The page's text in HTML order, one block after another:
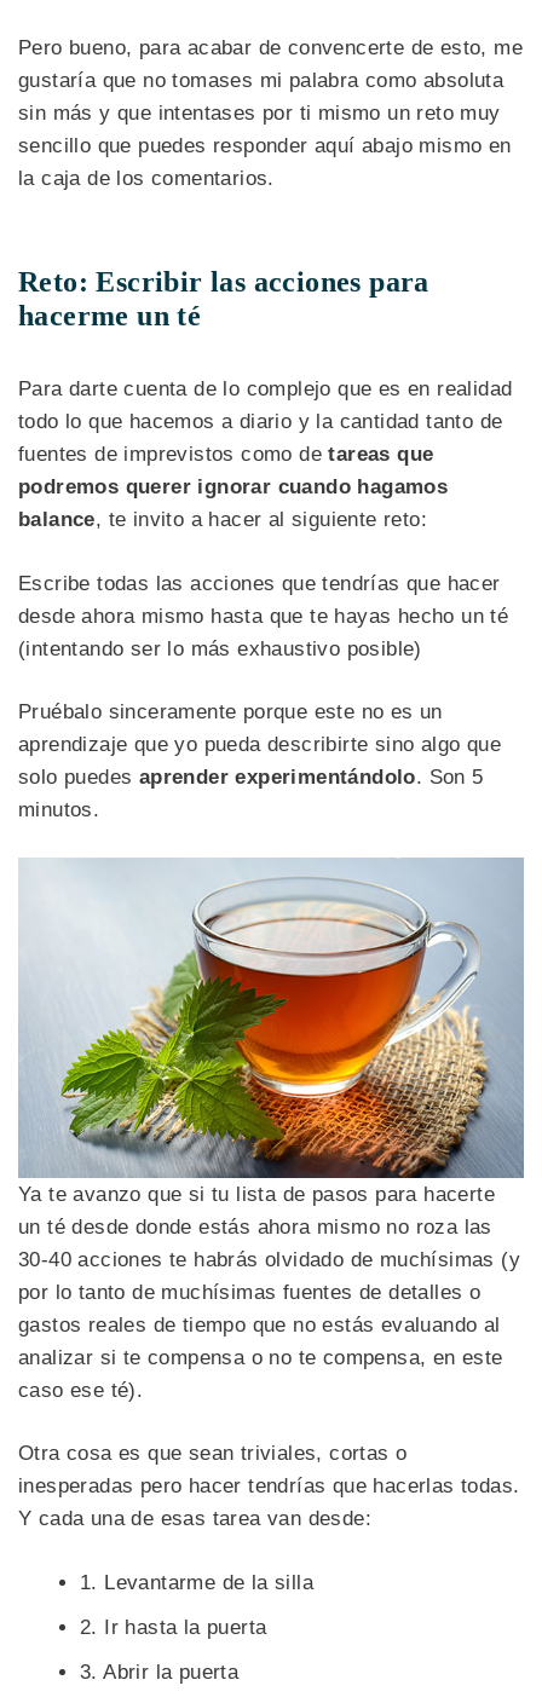
Pero bueno, para acabar de convencerte de esto, me
gustaría que no tomases mi palabra como absoluta
sin más y que intentases por ti mismo un reto muy
sencillo que puedes responder aquí abajo mismo en
la caja de los comentarios.
Reto: Escribir las acciones para
hacerme un té
Para darte cuenta de lo complejo que es en realidad
todo lo que hacemos a diario y la cantidad tanto de
fuentes de imprevistos como detareas que
podremos querer ignorar cuando hagamos
balance, te invito a hacer al siguiente reto:
Escribe todas las acciones que tendrías que hacer
desde ahora mismo hasta que te hayas hecho un té
(intentando ser lo más exhaustivo posible)
Pruébalo sinceramente porque este no es un
aprendizaje que yo pueda describirte sino algo que
solo puedes aprender experimentándolo. Son 5
minutos.
Ya te avanzo que si tu lista de pasos para hacerte
un té desde donde estás ahora mismo no roza las
30-40 acciones te habrás olvidado de muchísimas (y
por lo tanto de muchísimas fuentes de detalles o
gastos reales de tiempo que no estás evaluando al
analizar si te compensa o no te compensa, en este
caso ese té).
Otra cosa es que sean triviales, cortas o
inesperadas pero hacer tendrías que hacerlas todas.
Y cada una de esas tarea van desde:
1. Levantarme de la silla
2. Ir hasta la puerta
3. Abrir la puerta